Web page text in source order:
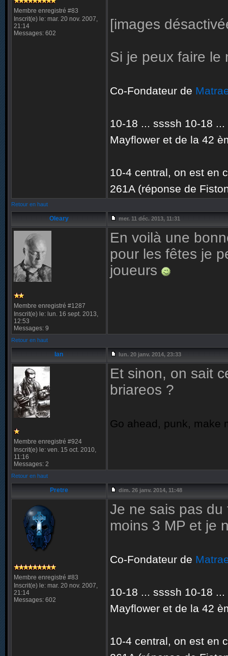
Membre enregistré #83
Inscrit(e) le: mar. 20 nov. 2007,
21:14
Messages: 602
[images
Si je peux faire le
Co-Fondateur de
10-18 ... ssssh 10-18
Mayflower et de la 42
10-4 central, on est en
261A (réponse de
Retour en haut
Oleary mer. 11 déc. 2013, 11:31
Membre enregistré #1287
Inscrit(e) le: lun. 16 sept. 2013,
12:53
Messages: 9
En voilà une
pour les fêtes je
joueurs
Retour en haut
Ian lun. 20 janv. 2014, 23:33
Membre enregistré #924
Inscrit(e) le: ven. 15 oct. 2010,
11:16
Messages: 2
Et sinon, on sait
briareos ?
Go ahead, punk, make
Retour en haut
Pretre dim. 26 janv. 2014, 11:48
Membre enregistré #83
Inscrit(e) le: mar. 20 nov. 2007,
21:14
Messages: 602
Je ne sais pas
moins 3 MP et je
Co-Fondateur de
10-18 ... ssssh 10-18
Mayflower et de la 42
10-4 central, on est en